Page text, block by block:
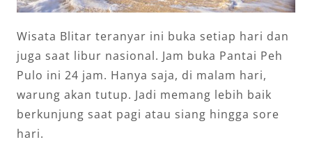
Wisata Blitar teranyar ini buka setiap hari dan
juga saat libur nasional. Jam buka Pantai Peh
Pulo ini 24 jam. Hanya saja, di malam hari,
warung akan tutup. Jadi memang lebih baik
berkunjung saat pagi atau siang hingga sore
hari.